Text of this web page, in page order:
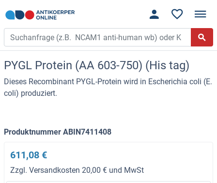
PYGL Protein (AA 603-750) (His tag)
Dieses Recombinant PYGL-Protein wird in Escherichia coli (E.
coli) produziert.
Produktnummer ABIN7411408
611,08 €
Zzgl. Versandkosten 20,00 € und MwSt